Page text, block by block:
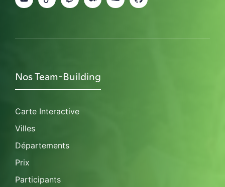
Nos Team-Building
Carte Interactive
Villes
Départements
Prix
Participants